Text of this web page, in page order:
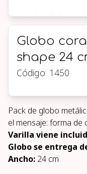
Globo
shape 24
Código: 1450
Pack de globo
el mensaje: forma de
Varilla viene
Globo se entrega
Ancho: 24 cm